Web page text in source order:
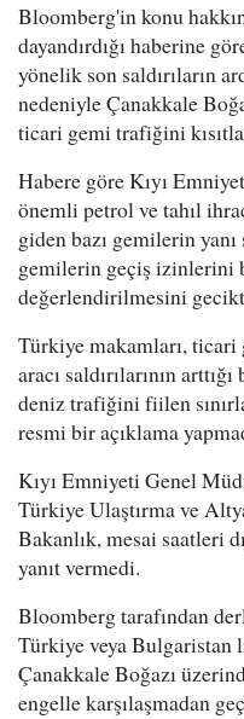
Bloomberg'in konu
dayandırdığı haberine
yönelik son saldırıların
nedeniyle Çanakkale
ticari gemi trafiğini
Habere göre Kıyı
önemli petrol ve tahıl
giden bazı gemilerin
gemilerin geçiş izinlerini
değerlendirilmesini
Türkiye makamları, ticari
aracı saldırılarının
deniz trafiğini fiilen
resmi bir açıklama
Kıyı Emniyeti Genel
Türkiye Ulaştırma ve
Bakanlık, mesai saatleri
yanıt vermedi.
Bloomberg tarafından
Türkiye veya Bulgaristan
Çanakkale Boğazı
engelle karşılaşmadan